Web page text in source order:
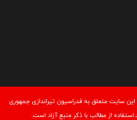
سايت متعلق به فدراسیون تیراندازی جمهوری
از مطالب با ذكر منبع آزاد است.